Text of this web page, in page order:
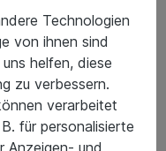
Technologien
von ihnen sind
helfen, diese
zu verbessern.
verarbeitet
für personalisierte